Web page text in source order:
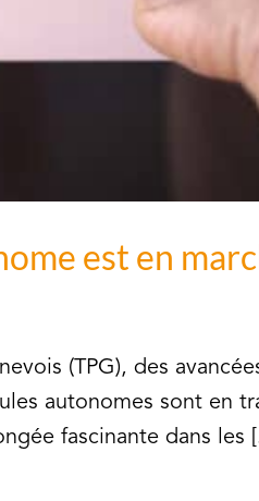
est en
(TPG), des
autonomes sont en
fascinante dans les